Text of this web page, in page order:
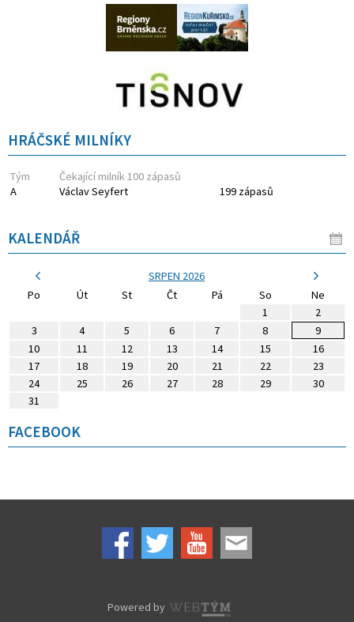
HRÁČSKÉ MILNÍKY
Tým
Čekající milník 100 zápasů
A
Václav Seyfert 199 zápasů
KALENDÁŘ
SRPEN 2026
Po
Út St Čt Pá So
Ne
1
2
3
4 5 6 7 8
9
10
11 12 13 14 15
16
17
18 19 20 21 22
23
24
25 26 27 28 29
30
31
FACEBOOK
Powered by